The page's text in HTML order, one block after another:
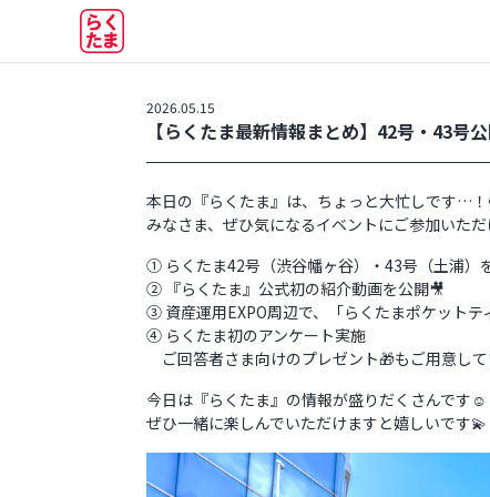
2026.05.15
【らくたま最新情報まとめ】42号・43号
本日の『らくたま』は、ちょっと大忙しです…！
みなさま、ぜひ気になるイベントにご参加いた
① らくたま42号（渋谷幡ヶ谷）・43号（土浦）
② 『らくたま』公式初の紹介動画を公開🎥
③ 資産運用EXPO周辺で、「らくたまポケットテ
④ らくたま初のアンケート実施
ご回答者さま向けのプレゼント🎁もご用意して
今日は『らくたま』の情報が盛りだくさんです☺️
ぜひ一緒に楽しんでいただけますと嬉しいです💫